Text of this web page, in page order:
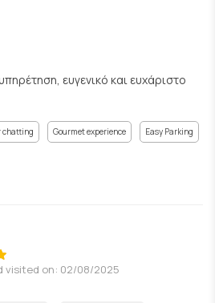
ευγενικό και ευχάριστο
chatting Gourmet experience Easy Parking
visited on: 02/08/2025